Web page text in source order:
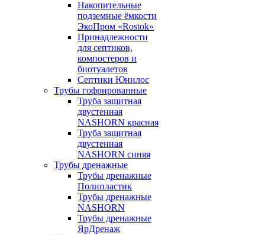
Накопительные
подземные ёмкости
ЭкоПром «Rostok»
Принадлежности
для септиков,
компостеров и
биотуалетов
Септики Юнилос
Трубы гофрированные
Труба защитная
двустенная
NASHORN красная
Труба защитная
двустенная
NASHORN синяя
Трубы дренажные
Трубы дренажные
Полипластик
Трубы дренажные
NASHORN
Трубы дренажные
ЯрДренаж